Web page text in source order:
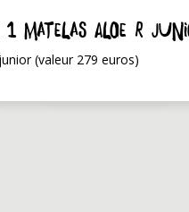
1 matelas Aloe R
(valeur 279 euros)